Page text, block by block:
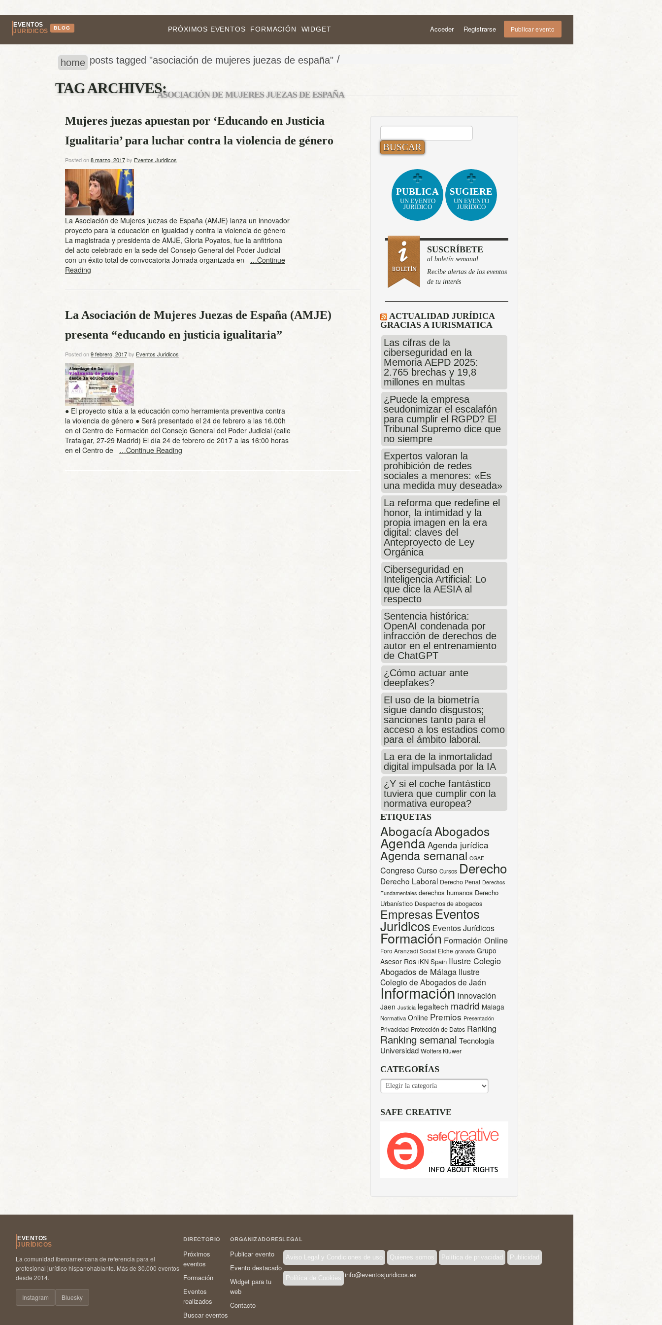
EVENTOS
JURÍDICOS
BLOG PRÓXIMOS EVENTOS FORMACIÓN WIDGET Acceder Registrarse Publicar evento
home /
posts tagged "asociación de mujeres juezas de españa"
TAG ARCHIVES:ASOCIACIÓN DE MUJERES JUEZAS DE ESPAÑA
Mujeres juezas apuestan por ‘Educando en Justicia
Igualitaria’ para luchar contra la violencia de género
Posted on8 marzo, 2017by Eventos Juridicos
La Asociación de Mujeres juezas de España (AMJE) lanza un innovador
proyecto para la educación en igualdad y contra la violencia de género
La magistrada y presidenta de AMJE, Gloria Poyatos, fue la anfitriona
del acto celebrado en la sede del Consejo General del Poder Judicial
con un éxito total de convocatoria Jornada organizada en …Continue
Reading
La Asociación de Mujeres Juezas de España (AMJE)
presenta “educando en justicia igualitaria”
Posted on9 febrero, 2017by Eventos Juridicos
● El proyecto sitúa a la educación como herramienta preventiva contra
la violencia de género ● Será presentado el 24 de febrero a las 16.00h
en el Centro de Formación del Consejo General del Poder Judicial (calle
Trafalgar, 27-29 Madrid) El día 24 de febrero de 2017 a las 16:00 horas
en el Centro de …Continue Reading
BUSCAR:
PUBLICA
UN EVENTO
JURÍDICO
SUGIERE
UN EVENTO
JURÍDICO
SUSCRÍBETE
al boletín semanal
Recibe alertas de los eventos
de tu interés
ACTUALIDAD JURÍDICA
GRACIAS A IURISMATICA
Las cifras de la
ciberseguridad en la
Memoria AEPD 2025:
2.765 brechas y 19,8
millones en multas
¿Puede la empresa
seudonimizar el escalafón
para cumplir el RGPD? El
Tribunal Supremo dice que
no siempre
Expertos valoran la
prohibición de redes
sociales a menores: «Es
una medida muy deseada»
La reforma que redefine el
honor, la intimidad y la
propia imagen en la era
digital: claves del
Anteproyecto de Ley
Orgánica
Ciberseguridad en
Inteligencia Artificial: Lo
que dice la AESIA al
respecto
Sentencia histórica:
OpenAI condenada por
infracción de derechos de
autor en el entrenamiento
de ChatGPT
¿Cómo actuar ante
deepfakes?
El uso de la biometría
sigue dando disgustos;
sanciones tanto para el
acceso a los estadios como
para el ámbito laboral.
La era de la inmortalidad
digital impulsada por la IA
¿Y si el coche fantástico
tuviera que cumplir con la
normativa europea?
ETIQUETAS
AbogacíaAbogados
Agenda Agenda jurídica
Agenda semanal CGAE
CongresoCurso Cursos Derecho
Derecho Laboral Derecho Penal Derechos
Fundamentales derechos humanos Derecho
Urbanístico Despachos de abogados
Empresas Eventos
Juridicos Eventos Jurídicos
Formación Formación Online
Foro Aranzadi Social Elche granada Grupo
Asesor Ros iKN Spain Ilustre Colegio
Abogados de Málaga Ilustre
Colegio de Abogados de Jaén
Información Innovación
Jaen Justicia legaltech madrid Malaga
Normativa Online Premios Presentación
Privacidad Protección de Datos Ranking
Ranking semanal Tecnología
Universidad Wolters Kluwer
CATEGORÍAS
CATEGORÍAS
SAFE CREATIVE
EVENTOS
JURÍDICOS
La comunidad iberoamericana de referencia para el
profesional jurídico hispanohablante. Más de 30.000 eventos
desde 2014.
Instagram Bluesky
DIRECTORIO
Próximos
eventos
Formación
Eventos
realizados
Buscar eventos
ORGANIZADORES
Publicar evento
Evento destacado
Widget para tu
web
Contacto
LEGAL
Aviso Legal y Condiciones de uso Quienes somos Política de privacidad Publicidad
Política de Cookies info@eventosjuridicos.es